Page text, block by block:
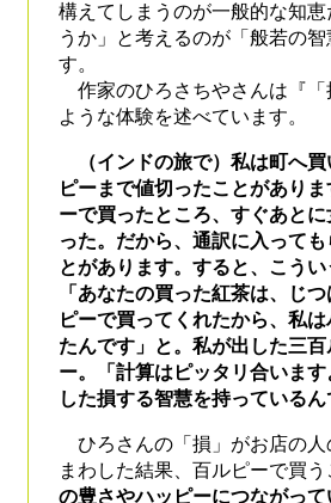
構えてしまうのが一般的な知
うか」と考えるのが「般若の智
す。
作家のひろさちやさんは『「
ような体験を述べています。
（インドの旅で）私は町へ買
ピーまで値切ったことがあり
ーで買ったところ、すぐあと
った。だから、通訳に入って
とがあります。すると、こうい
「あなたの買った紅茶は、じ
ピーで買ってくれたから、私
たんです」と。私が出した三
ー。「計算はピッタリ合いま
した損する智慧を持っているん
ひろさんの「損」がお店の人
まわした結果、百ルピーで買
の豊さやハッピーにつながって